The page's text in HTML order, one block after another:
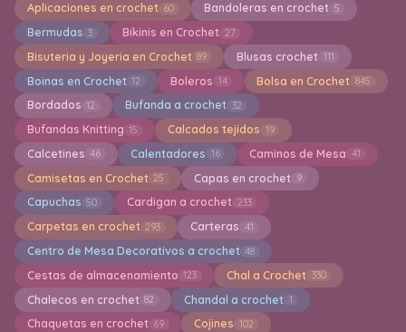
Aplicaciones en crochet 60 Bandoleras en crochet 5
Bermudas 3 Bikinis en Crochet 27
Bisuteria y Joyeria en Crochet 89 Blusas crochet 111
Boinas en Crochet 12 Boleros 14 Bolsa en Crochet 845
Bordados 12 Bufanda a crochet 32
Bufandas Knitting 15 Calcados tejidos 19
Calcetines 46 Calentadores 16 Caminos de Mesa 41
Camisetas en Crochet 25 Capas en crochet 9
Capuchas 50 Cardigan a crochet 233
Carpetas en crochet 293 Carteras 41
Centro de Mesa Decorativos a crochet 48
Cestas de almacenamiento 123 Chal a Crochet 330
Chalecos en crochet 82 Chandal a crochet 1
Chaquetas en crochet 69 Cojines 102